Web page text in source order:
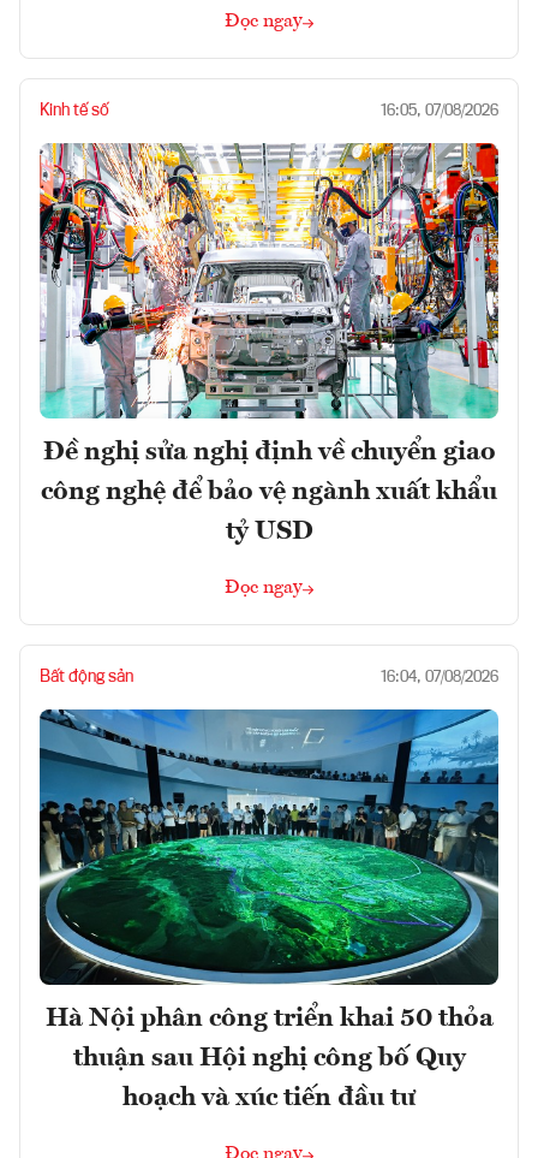
Đọc ngay
Kinh tế số 16:05, 07/08/2026
Đề nghị sửa nghị định về chuyển giao
công nghệ để bảo vệ ngành xuất khẩu
tỷ USD
Đọc ngay
Bất động sản 16:04, 07/08/2026
Hà Nội phân công triển khai 50 thỏa
thuận sau Hội nghị công bố Quy
hoạch và xúc tiến đầu tư